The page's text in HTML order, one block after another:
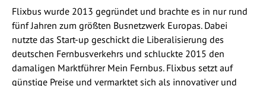
Flixbus wurde 2013 gegründet und brachte es in nur rund
fünf Jahren zum größten Busnetzwerk Europas. Dabei
nutzte das Start-up geschickt die Liberalisierung des
deutschen Fernbusverkehrs und schluckte 2015 den
damaligen Marktführer Mein Fernbus. Flixbus setzt auf
günstige Preise und vermarktet sich als innovativer und